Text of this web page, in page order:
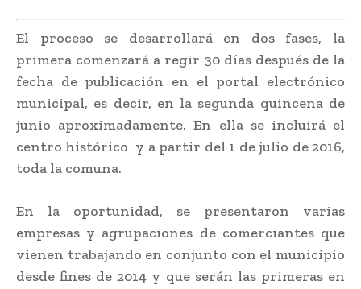
El proceso se desarrollará en dos fases, la
primera comenzará a regir 30 días después de la
fecha de publicación en el portal electrónico
municipal, es decir, en la segunda quincena de
junio aproximadamente. En ella se incluirá el
centro histórico y a partir del 1 de julio de 2016,
toda la comuna.
En la oportunidad, se presentaron varias
empresas y agrupaciones de comerciantes que
vienen trabajando en conjunto con el municipio
desde fines de 2014 y que serán las primeras en